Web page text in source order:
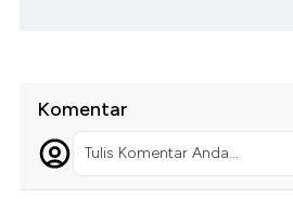
Komentar
Tulis Komentar Anda...